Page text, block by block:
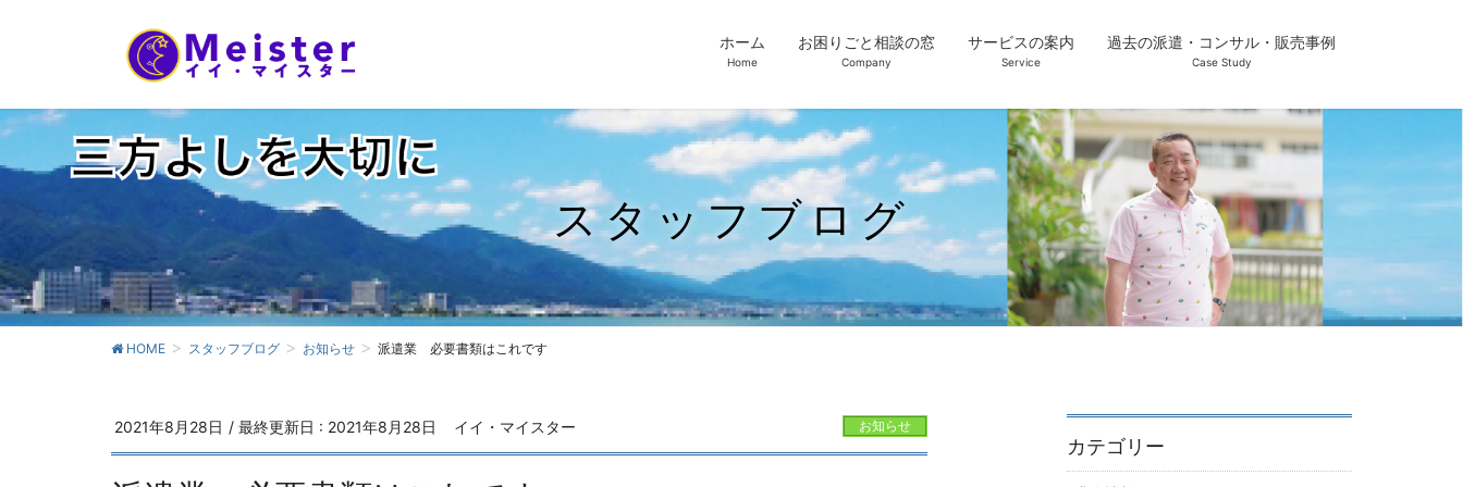
ホーム
Home
お困りごと相談の窓
Company
サービスの案内
Service
過去の派遣・コンサル・販売事例
Case Study
スタッフブログ
HOME スタッフブログ お知らせ 派遣業 必要書類はこれです
2021年8月28日 / 最終更新日 : 2021年8月28日 イイ・マイスター お知らせ
カテゴリー